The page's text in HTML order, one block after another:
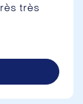
très